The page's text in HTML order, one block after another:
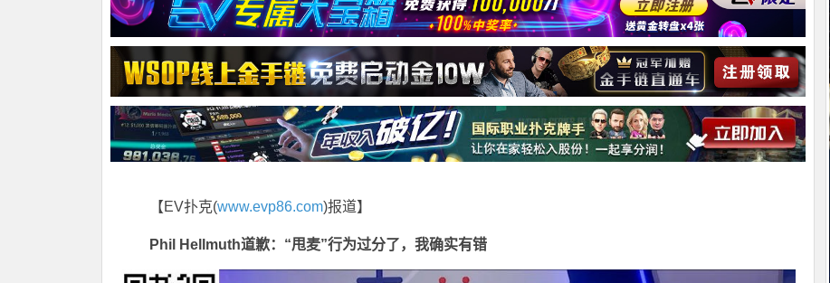
【EV扑克(www.evp86.com)报道】
Phil Hellmuth道歉：“甩麦”行为过分了，我确实有错